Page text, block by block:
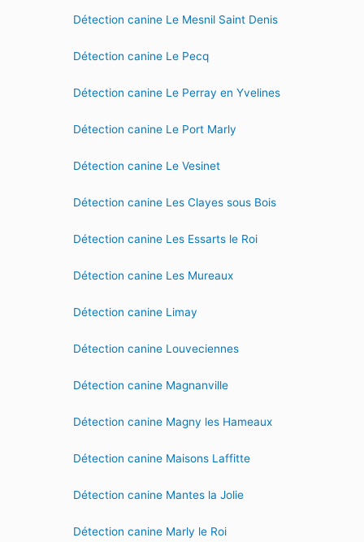
Détection canine Le Mesnil Saint Denis
Détection canine Le Pecq
Détection canine Le Perray en Yvelines
Détection canine Le Port Marly
Détection canine Le Vesinet
Détection canine Les Clayes sous Bois
Détection canine Les Essarts le Roi
Détection canine Les Mureaux
Détection canine Limay
Détection canine Louveciennes
Détection canine Magnanville
Détection canine Magny les Hameaux
Détection canine Maisons Laffitte
Détection canine Mantes la Jolie
Détection canine Marly le Roi